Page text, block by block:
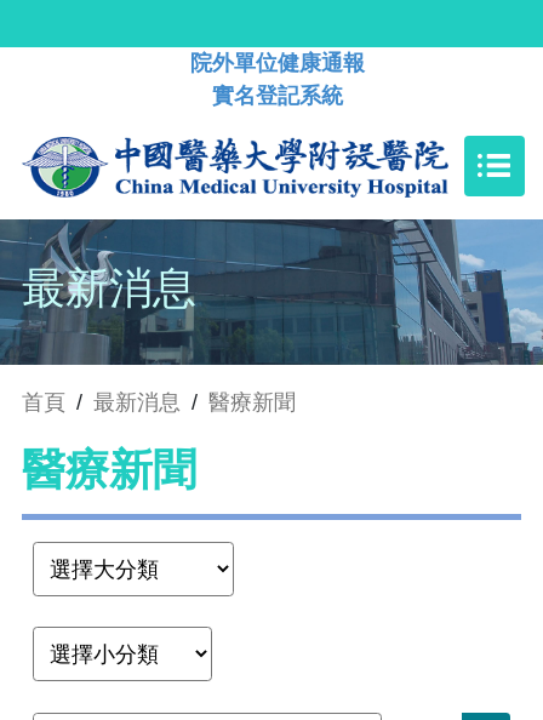
院外單位健康通報
實名登記系統
最新消息
首頁 / 最新消息 / 醫療新聞
醫療新聞